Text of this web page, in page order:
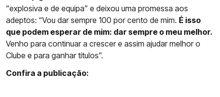
“explosiva e de equipa” e deixou uma promessa aos
adeptos: “Vou dar sempre 100 por cento de mim. É isso
que podem esperar de mim: dar sempre o meu melhor.
Venho para continuar a crescer e assim ajudar melhor o
Clube e para ganhar títulos”.
Confira a publicação: